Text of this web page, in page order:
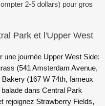
2-5 dollars) pour gros
Park et l'Upper West
une journée Upper West Side:
(541 Amsterdam Avenue,
(167 W 74th, fameux
dans Central Park
rejoignez Strawberry Fields,